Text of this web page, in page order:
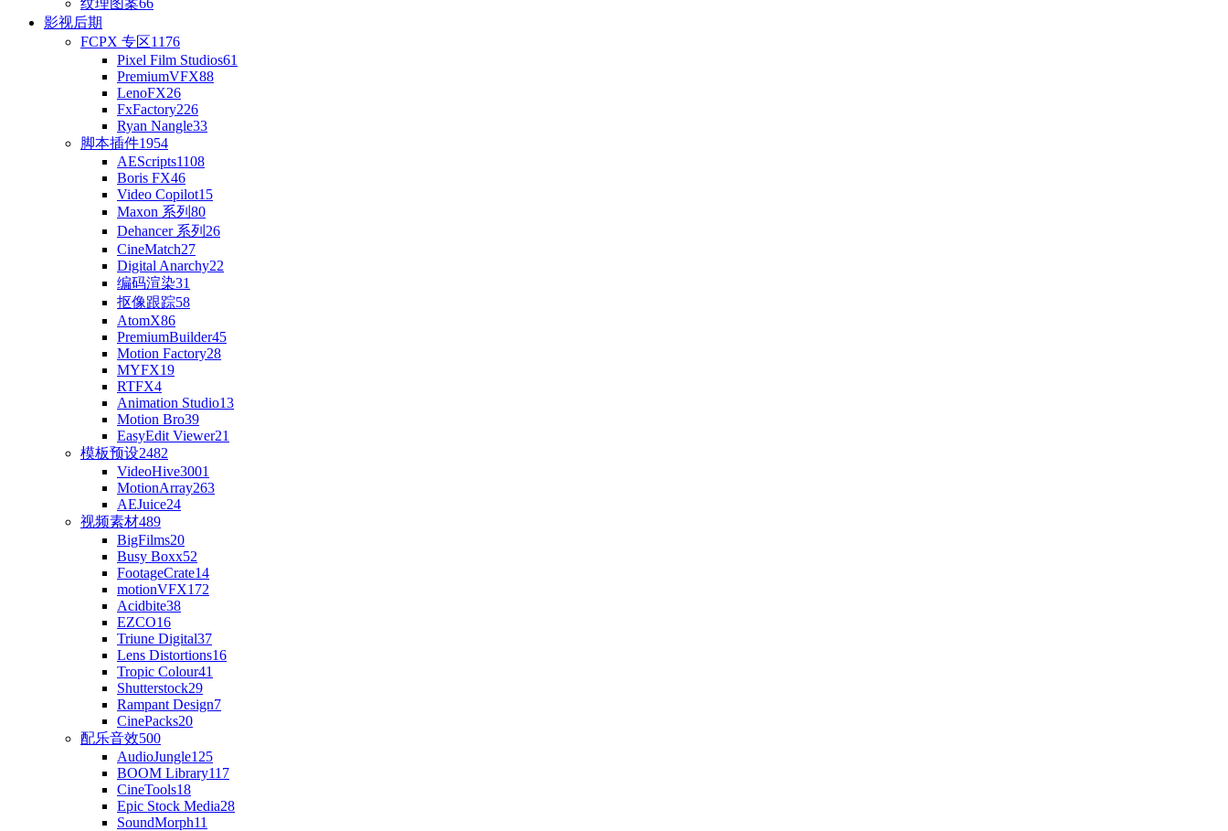
纹理图案66
影视后期
FCPX 专区1176
Pixel Film Studios61
PremiumVFX88
LenoFX26
FxFactory226
Ryan Nangle33
脚本插件1954
AEScripts1108
Boris FX46
Video Copilot15
Maxon 系列 80
Dehancer 系列 26
CineMatch27
Digital Anarchy22
编码渲染31
抠像跟踪58
AtomX86
PremiumBuilder45
Motion Factory28
MYFX19
RTFX4
Animation Studio13
Motion Bro39
EasyEdit Viewer21
模板预设2482
VideoHive3001
MotionArray263
AEJuice24
视频素材489
BigFilms20
Busy Boxx52
FootageCrate14
motionVFX172
Acidbite38
EZCO16
Triune Digital37
Lens Distortions16
Tropic Colour41
Shutterstock29
Rampant Design7
CinePacks20
配乐音效500
AudioJungle125
BOOM Library117
CineTools18
Epic Stock Media28
SoundMorph11